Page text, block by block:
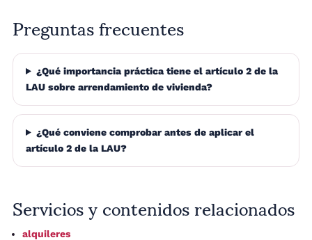
Preguntas frecuentes
¿Qué importancia práctica tiene el artículo 2 de la
LAU sobre arrendamiento de vivienda?
¿Qué conviene comprobar antes de aplicar el
artículo 2 de la LAU?
Servicios y contenidos relacionados
alquileres